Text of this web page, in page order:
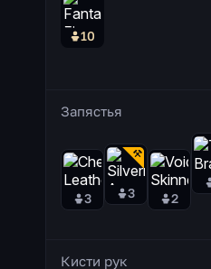
10
Запястья
3 3 2
Кисти рук